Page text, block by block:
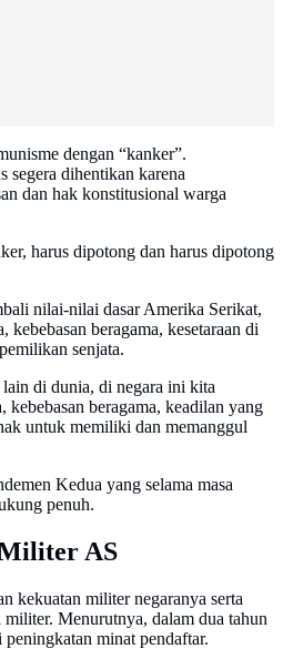
dengan “kanker”.
segera dihentikan karena
dan hak konstitusional warga
harus dipotong dan harus dipotong
nilai-nilai dasar Amerika Serikat,
kebebasan beragama, kesetaraan di
senjata.
di dunia, di negara ini kita
kebebasan beragama, keadilan yang
untuk memiliki dan memanggul
Kedua yang selama masa
penuh.
AS
kekuatan militer negaranya serta
Menurutnya, dalam dua tahun
minat pendaftar.